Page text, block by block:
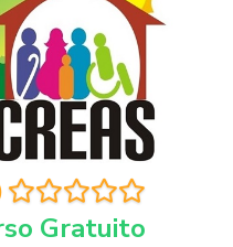
Gratuito